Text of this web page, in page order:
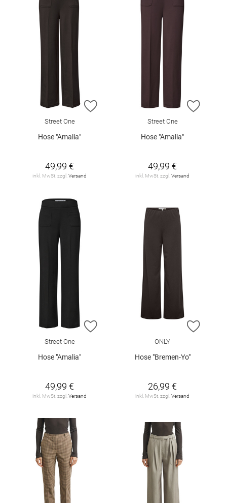
ZUR WUNSCHLISTE HINZUFÜGEN
Street One
Hose "Amalia"
49,99 €
inkl. MwSt. zzgl.Versand
ZUR
Street One
Hose "Amalia"
49,99 €
inkl. MwSt. zzgl.Versand
ZUR WUNSCHLISTE HINZUFÜGEN
Street One
Hose "Amalia"
49,99 €
inkl. MwSt. zzgl.Versand
ZUR
ONLY
Hose "Bremen-Yo"
26,99 €
inkl. MwSt. zzgl.Versand